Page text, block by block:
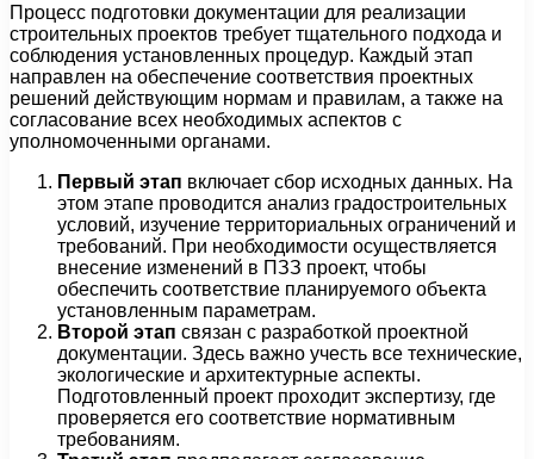
Процесс подготовки документации для реализации
строительных проектов требует тщательного подхода и
соблюдения установленных процедур. Каждый этап
направлен на обеспечение соответствия проектных
решений действующим нормам и правилам, а также на
согласование всех необходимых аспектов с
уполномоченными органами.
Первый этап включает сбор исходных данных. На
этом этапе проводится анализ градостроительных
условий, изучение территориальных ограничений и
требований. При необходимости осуществляется
внесение изменений в ПЗЗ проект, чтобы
обеспечить соответствие планируемого объекта
установленным параметрам.
Второй этап связан с разработкой проектной
документации. Здесь важно учесть все технические,
экологические и архитектурные аспекты.
Подготовленный проект проходит экспертизу, где
проверяется его соответствие нормативным
требованиям.